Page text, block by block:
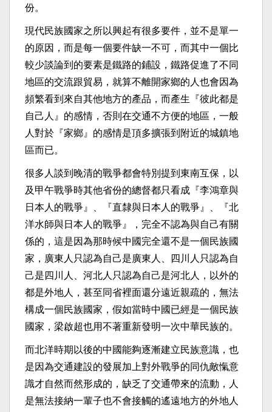
份。
現代民族國家之所以興起有很多要件，並不是單一
的原因，而是每一個要件缺一不可，而其中一個比
較少談論到的要素是鐵路的鋪設，鐵路促進了不同
地區的交流跟貿易，就算不離開家鄉的人也會因為
頻繁看到來自其他地方的產品，而產生『彼此都是
自己人』的感情，否則在交通不方便的地區，一般
人對於『家鄉』的感情是頂多擴張到附近的城鎮地
區而已。
很多人談到晚清的戰爭都會特別提到東南互保，以
及甲午戰爭時其他省份的總督都只看成『李鴻章與
日本人的戰爭』、『直隸與日本人的戰爭』、『北
洋水師與日本人的戰爭』，完全不認為與自己有關
係的，這是因為那時候中國完全還不是一個民族國
家，廣東人只認為自己是廣東人、四川人只認為自
己是四川人、河北人只認為自己是河北人，以外的
都是外地人，甚至同省裡面還分遠近親疏的，無法
構成一個民族國家，假如當時中國已經是一個民族
國家，梁啟超也用不著重新發明一次中華民族的。
而北洋時期以後的中國能夠逐漸建立民族意識，也
是因為交通建設的發展加上對外戰爭的同仇敵愾意
識才自然而然形成的，缺乏了交通帶來的流動，人
是無法接納一輩子也不會接觸的遙遠地方的外地人